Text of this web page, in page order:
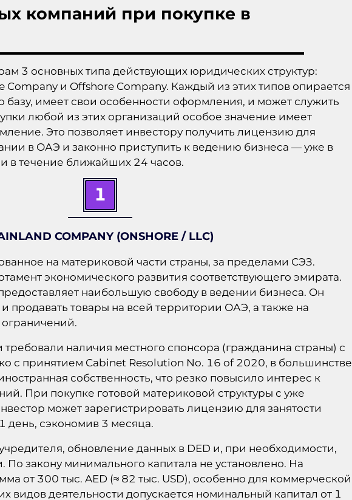
компаний при покупке в
3 основных типа действующих юридических структур:
Company и Offshore Company. Каждый из этих типов опирается
базу, имеет свои особенности оформления, и может служить
любой из этих организаций особое значение имеет
Это позволяет инвестору получить лицензию для
в ОАЭ и законно приступить к ведению бизнеса — уже в
в течение ближайших 24 часов.
1
COMPANY (ONSHORE / LLC)
на материковой части страны, за пределами СЭЗ.
экономического развития соответствующего эмирата.
наибольшую свободу в ведении бизнеса. Он
и продавать товары на всей территории ОАЭ, а также на
наличия местного спонсора (гражданина страны) с
с принятием Cabinet Resolution No. 16 of 2020, в большинстве
собственность, что резко повысило интерес к
При покупке готовой материковой структуры с уже
может зарегистрировать лицензию для занятости
день, сэкономив 3 месяца.
обновление данных в DED и, при необходимости,
закону минимального капитала не установлено. На
от 300 тыс. AED (≈ 82 тыс. USD), особенно для коммерческой
видов деятельности допускается номинальный капитал от 1